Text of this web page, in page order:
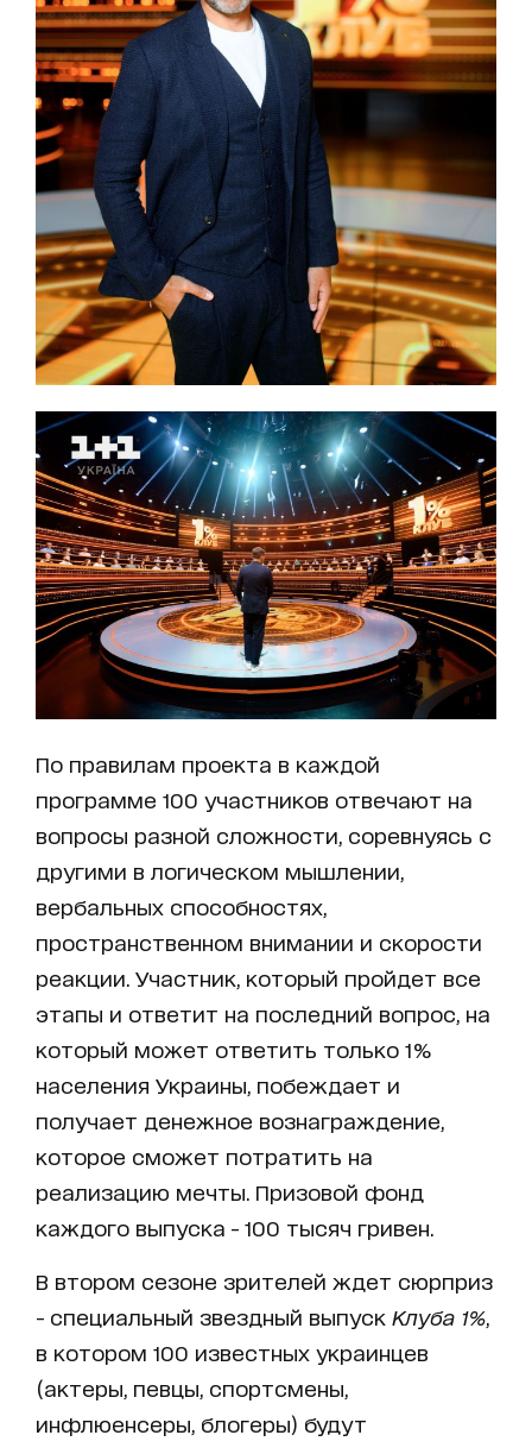
По правилам проекта в каждой
программе 100 участников отвечают на
вопросы разной сложности, соревнуясь с
другими в логическом мышлении,
вербальных способностях,
пространственном внимании и скорости
реакции. Участник, который пройдет все
этапы и ответит на последний вопрос, на
который может ответить только 1%
населения Украины, побеждает и
получает денежное вознаграждение,
которое сможет потратить на
реализацию мечты. Призовой фонд
каждого выпуска - 100 тысяч гривен.
В втором сезоне зрителей ждет сюрприз
- специальный звездный выпуск Клуба 1%
в котором 100 известных украинцев
(актеры, певцы, спортсмены,
инфлюенсеры, блогеры) будут